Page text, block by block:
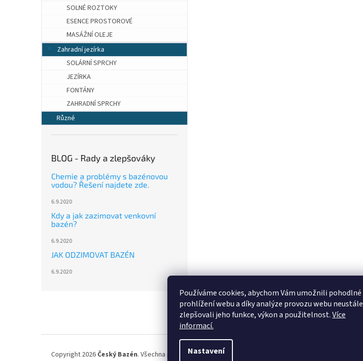
Používáme cookies, abychom Vám umožnili pohodlné
prohlížení webu a díky analýze provozu webu neustále
zlepšovali jeho funkce, výkon a použitelnost.Více
informací.
Nastavení
SOLNÉ ROZTOKY
ESENCE PROSTOROVÉ
MASÁŽNÍ OLEJE
Zahradní jezírka
SOLÁRNÍ SPRCHY
JEZÍRKA
FONTÁNY
ZAHRADNÍ SPRCHY
Různé
BLOG - Rady a zlepšováky
Chemie a problémy s bazénovou
vodou? Řešení najdete zde.
6.9.2020
Kdy a jak zazimovat venkovní
bazén?
6.9.2020
JAK ODZIMOVAT BAZÉN
6.9.2020
Heureka.cz
Copyright 2026 Český Bazén. Všechna práva vyhrazena.Upravit nastavení cookies